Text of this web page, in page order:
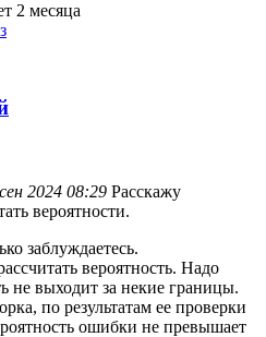
2 месяца
2024 08:29 Расскажу
вероятности.
заблуждаетесь.
вероятность. Надо
не выходит за некие границы.
по результатам ее проверки
ошибки не превышает